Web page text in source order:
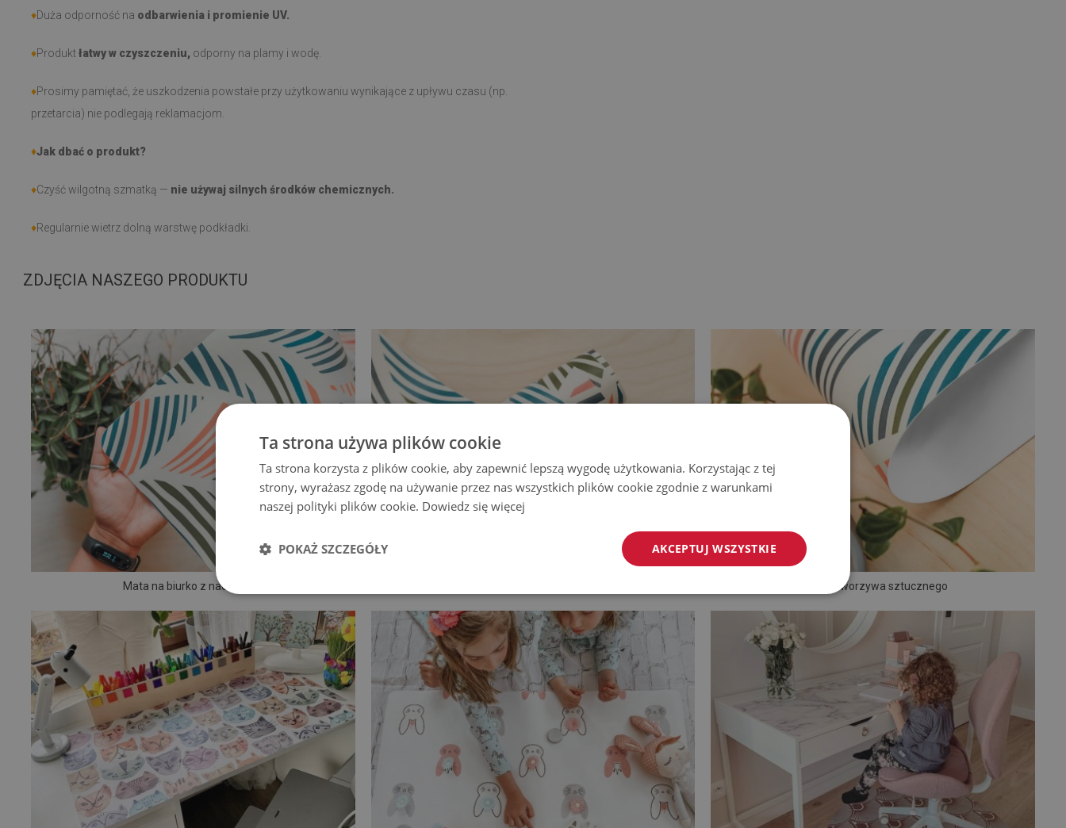
♦Duża odporność na odbarwienia i promienie UV.
♦Produktłatwy w czyszczeniu, odporny na plamy i wodę.
♦Prosimy pamiętać, że uszkodzenia powstałe przy użytkowaniu wynikające z upływu czasu (np.
przetarcia) nie podlegają reklamacjom.
♦Jak dbać o produkt?
♦Czyść wilgotną szmatką — nie używaj silnych środków chemicznych.
♦Regularnie wietrz dolną warstwę podkładki.
ZDJĘCIA NASZEGO PRODUKTU
Mata na biurko z nadrukiem Mata z tworzywa sztucznego
Ta strona używa plików cookie
Ta strona korzysta z plików cookie, aby zapewnić lepszą wygodę użytkowania. Korzystając z tej
strony, wyrażasz zgodę na używanie przez nas wszystkich plików cookie zgodnie z warunkami
naszej polityki plików cookie. Dowiedz się więcej
AKCEPTUJ WSZYSTKIE
POKAŻ SZCZEGÓŁY